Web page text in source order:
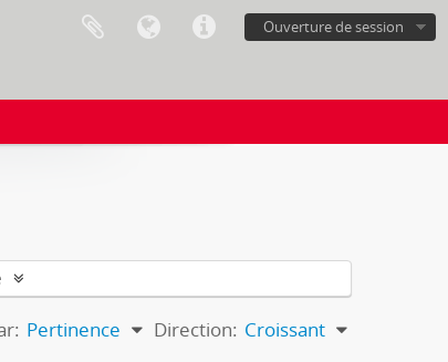
Ouverture de session
Pertinence Direction: Croissant